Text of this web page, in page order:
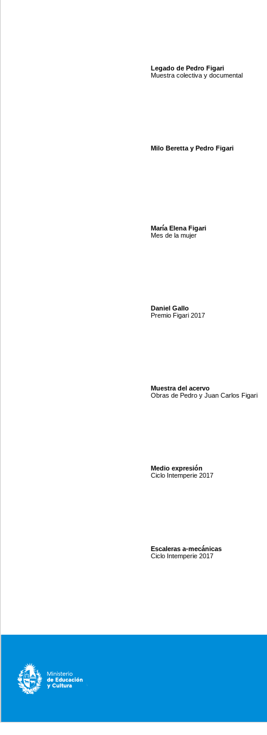
Legado de Pedro Figari
Muestra colectiva y documental
Milo Beretta y Pedro Figari
María Elena Figari
Mes de la mujer
Daniel Gallo
Premio Figari 2017
Muestra del acervo
Obras de Pedro y Juan Carlos Figari
Medio expresión
Ciclo Intemperie 2017
Escaleras a-mecánicas
Ciclo Intemperie 2017